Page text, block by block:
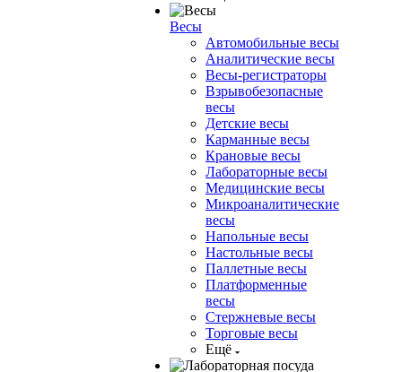
Весы
Автомобильные весы
Аналитические весы
Весы-регистраторы
Взрывобезопасные
весы
Детские весы
Карманные весы
Крановые весы
Лабораторные весы
Медицинские весы
Микроаналитические
весы
Напольные весы
Настольные весы
Паллетные весы
Платформенные
весы
Стержневые весы
Торговые весы
Ещё